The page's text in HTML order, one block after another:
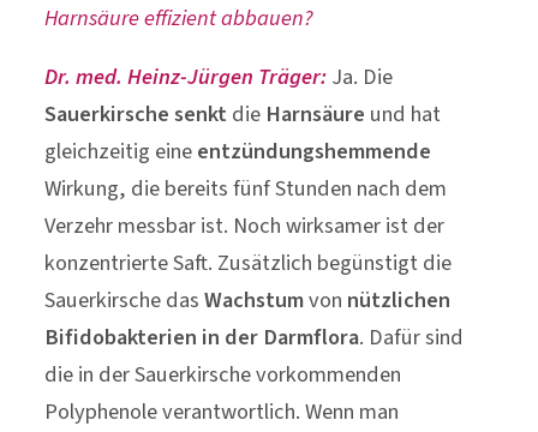
Harnsäure effizient abbauen?
Dr. med. Heinz-Jürgen Träger:Ja. Die
Sauerkirschesenktdie Harnsäure und hat
gleichzeitig eineentzündungshemmende
Wirkung, die bereits fünf Stunden nach dem
Verzehr messbar ist. Noch wirksamer ist der
konzentrierte Saft. Zusätzlich begünstigt die
Sauerkirsche dasWachstumvon nützlichen
Bifidobakterien in der Darmflora. Dafür sind
die in der Sauerkirsche vorkommenden
Polyphenole verantwortlich. Wenn man